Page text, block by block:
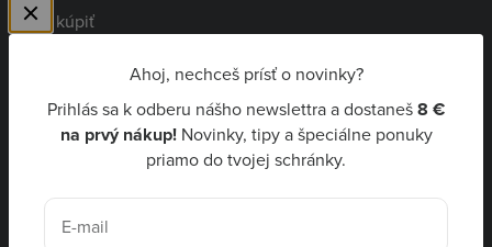
Ahoj, nechceš prísť o novinky?
Prihlás sa k odberu nášho newslettra a dostaneš8 €
na prvý nákup! Novinky, tipy a špeciálne ponuky
priamo do tvojej schránky.
E-mail
Kde kúpiť
Niceboy Pay
EUR €